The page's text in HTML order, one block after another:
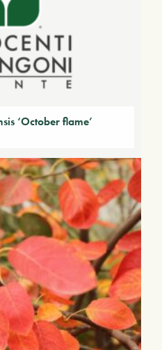
‘October flame’